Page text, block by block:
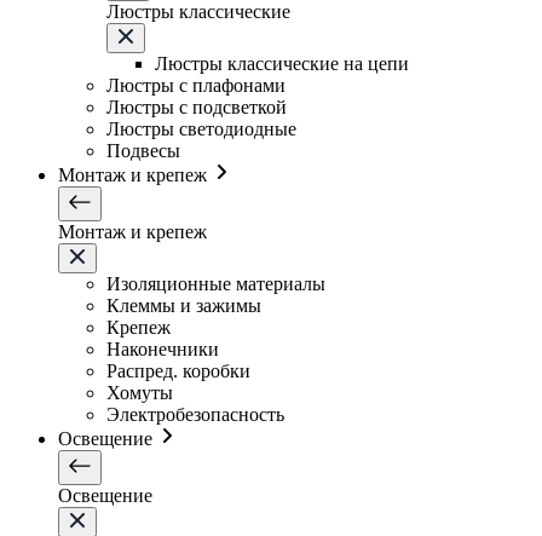
Люстры классические
Люстры классические на цепи
Люстры с плафонами
Люстры с подсветкой
Люстры светодиодные
Подвесы
Монтаж и крепеж
Монтаж и крепеж
Изоляционные материалы
Клеммы и зажимы
Крепеж
Наконечники
Распред. коробки
Хомуты
Электробезопасность
Освещение
Освещение